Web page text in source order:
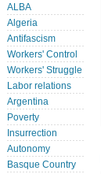
ALBA
Algeria
Antifascism
Workers' Control
Workers' Struggle
Labor relations
Argentina
Poverty
Insurrection
Autonomy
Basque Country